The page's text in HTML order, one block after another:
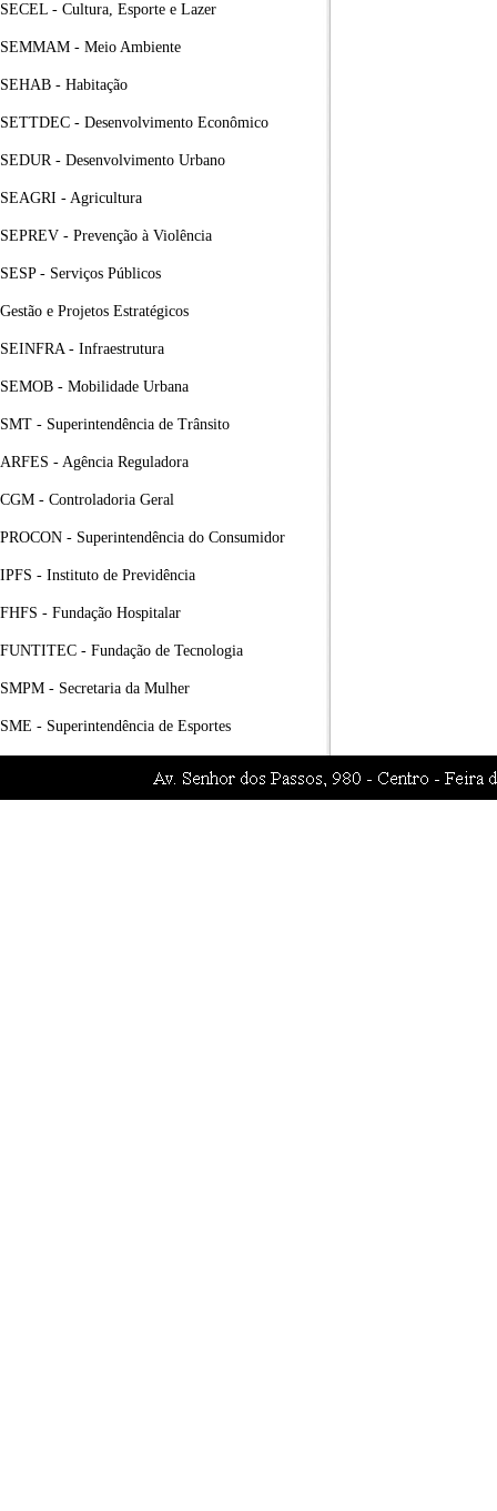
SECEL - Cultura, Esporte e Lazer
SEMMAM - Meio Ambiente
SEHAB - Habitação
SETTDEC - Desenvolvimento Econômico
SEDUR - Desenvolvimento Urbano
SEAGRI - Agricultura
SEPREV - Prevenção à Violência
SESP - Serviços Públicos
Gestão e Projetos Estratégicos
SEINFRA - Infraestrutura
SEMOB - Mobilidade Urbana
SMT - Superintendência de Trânsito
ARFES - Agência Reguladora
CGM - Controladoria Geral
PROCON - Superintendência do Consumidor
IPFS - Instituto de Previdência
FHFS - Fundação Hospitalar
FUNTITEC - Fundação de Tecnologia
SMPM - Secretaria da Mulher
SME - Superintendência de Esportes